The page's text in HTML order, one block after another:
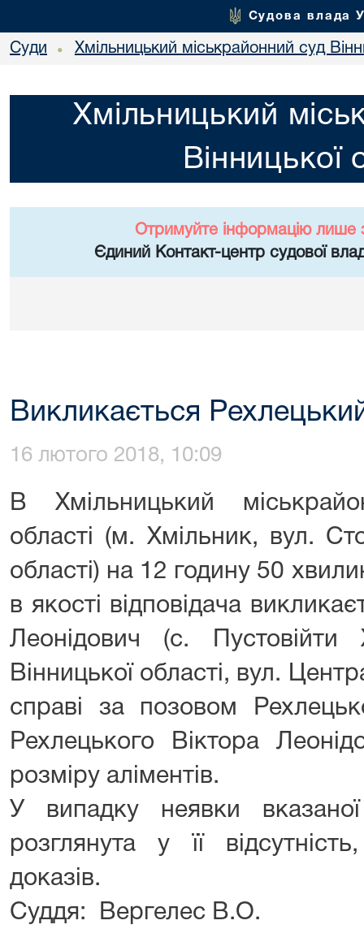
Судова влада
Суди • Хмільницький міськрайонний суд
Хмільницький
Вінницької
Отримуйте інформацію лише
Єдиний Контакт-центр судової
Викликається
16 лютого 2018, 10:09
В Хмільницький
області (м. Хмільник, вул.
області) на 12 годину 50
в якості відповідача
Леонідович (с. Пустовійти
Вінницької області, вул.
справі за позовом
Рехлецького Віктора
розміру аліментів.
У випадку неявки
розглянута у її
доказів.
Суддя: Вергелес В.О.